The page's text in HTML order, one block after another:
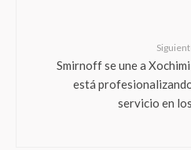
Smirnoff se une a
está
servicio en